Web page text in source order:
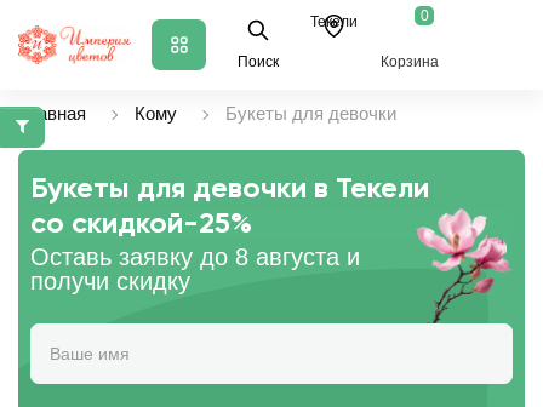
Поиск
Текели 0
Корзина
Главная Кому Букеты для девочки
Букеты для девочки в Текели
со скидкой-25%
Оставь заявку до 8 августа и
получи скидку